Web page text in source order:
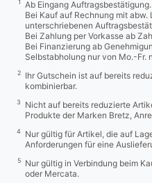
1
Ab Eingang Auftragsbestätigung.
Bei Kauf auf Rechnung mit
unterschriebenen
Bei Zahlung per Vorkasse ab
Bei Finanzierung ab
Selbstabholung nur von Mo.-Fr.
2
Ihr Gutschein ist auf bereits
kombinierbar.
3
Nicht auf bereits reduzierte
Produkte der Marken Bretz,
4
Nur gültig für Artikel, die auf
Anforderungen für eine
5
Nur gültig in Verbindung beim
oder Mercata.